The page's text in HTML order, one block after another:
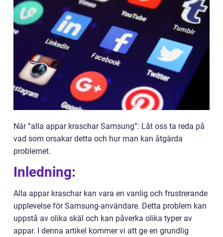
När ”alla appar kraschar Samsung”: Låt oss ta reda på
vad som orsakar detta och hur man kan åtgärda
problemet.
Inledning:
Alla appar kraschar kan vara en vanlig och frustrerande
upplevelse för Samsung-användare. Detta problem kan
uppstå av olika skäl och kan påverka olika typer av
appar. I denna artikel kommer vi att ge en grundlig